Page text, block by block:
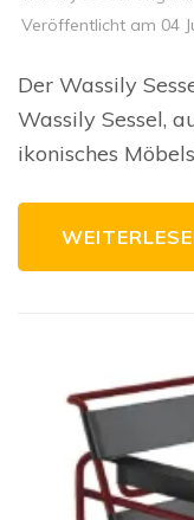
Veröffentlicht am 04
Der Wassily
Wassily Sessel,
ikonisches